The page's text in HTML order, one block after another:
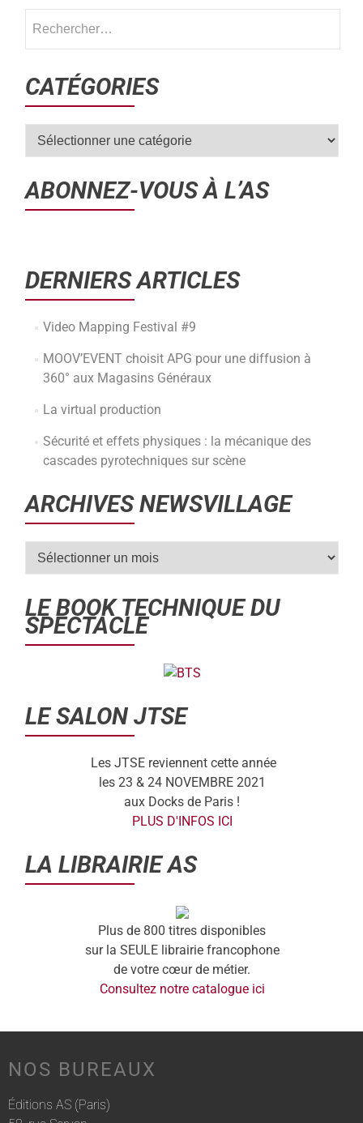
CATÉGORIES
ABONNEZ-VOUS À L’AS
DERNIERS ARTICLES
Video Mapping Festival #9
MOOV’EVENT choisit APG pour une diffusion à
360° aux Magasins Généraux
La virtual production
Sécurité et effets physiques : la mécanique des
cascades pyrotechniques sur scène
ARCHIVES NEWSVILLAGE
LE BOOK TECHNIQUE DU
SPECTACLE
LE SALON JTSE
Les JTSE reviennent cette année
les 23 & 24 NOVEMBRE 2021
aux Docks de Paris !
PLUS D'INFOS ICI
LA LIBRAIRIE AS
Plus de 800 titres disponibles
sur la SEULE librairie francophone
de votre cœur de métier.
Consultez notre catalogue ici
NOS BUREAUX
Éditions AS (Paris)